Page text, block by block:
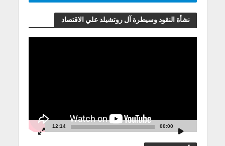
نشأة النقود وسيطرة آل روتشيلد علي الاقتصاد
00:00
12:14